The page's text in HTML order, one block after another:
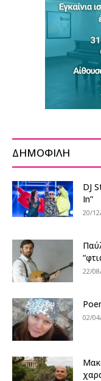
ΔΗΜΟΦΙΛΗ
DJ
In”
20/
22/
02/